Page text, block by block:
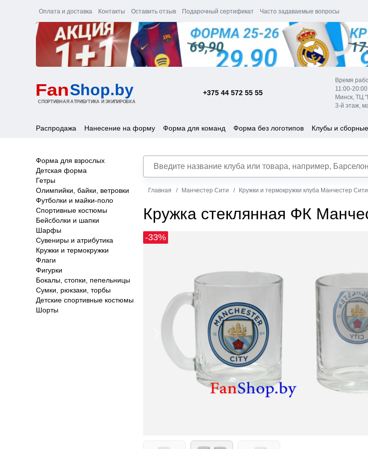
Оплата и доставка Контакты Оставить отзыв Подарочный сертификат Часто задаваемые вопросы
+375 44 572 55 55
Время
11:00-
Минск, ТЦ
3-й этаж,
Распродажа Нанесение на форму Форма для команд Форма без логотипов Клубы и сборные
Форма для взрослых
Детская форма
Гетры
Олимпийки, байки, ветровки
Футболки и майки-поло
Спортивные костюмы
Бейсболки и шапки
Шарфы
Сувениры и атрибутика
Кружки и термокружки
Флаги
Фигурки
Бокалы, стопки, пепельницы
Сумки, рюкзаки, торбы
Детские спортивные костюмы
Шорты
Главная Манчестер Сити Кружки и термокружки клуба Манчестер Сити
Кружка стеклянная ФК
-33%